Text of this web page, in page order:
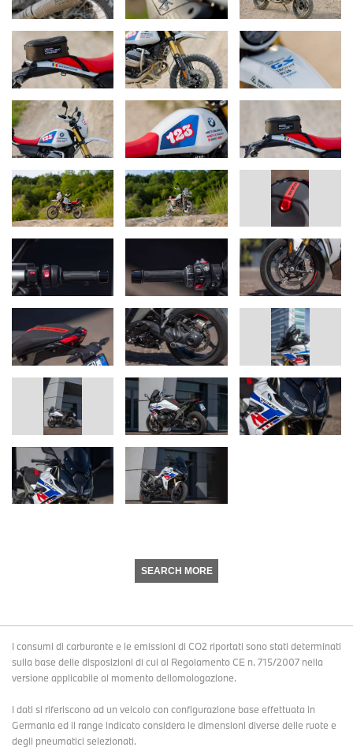
SEARCH MORE
I consumi di carburante e le emissioni di CO2 riportati sono stati determinati
sulla base delle disposizioni di cui al Regolamento CE n. 715/2007 nella
versione applicabile al momento dellomologazione.
I dati si riferiscono ad un veicolo con configurazione base effettuata in
Germania ed il range indicato considera le dimensioni diverse delle ruote e
degli pneumatici selezionati.